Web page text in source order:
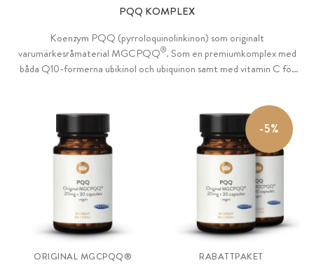
PQQ KOMPLEX
Koenzym PQQ (pyrroloquinolinkinon) som originalt
varumärkesråmaterial MGCPQQ®. Som en premiumkomplex med
båda Q10-formerna ubikinol och ubiquinon samt med vitamin C för
ORIGINAL MGCPQQ®
-5%
RABATTPAKET